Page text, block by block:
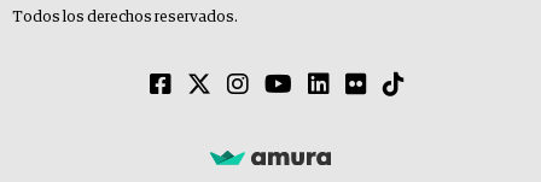
Todos los derechos reservados.